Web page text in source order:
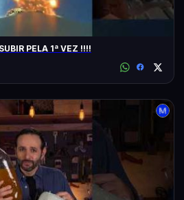
PELA 1ª VEZ !!!!